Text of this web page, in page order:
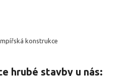
konstrukce
hrubé stavby u nás: